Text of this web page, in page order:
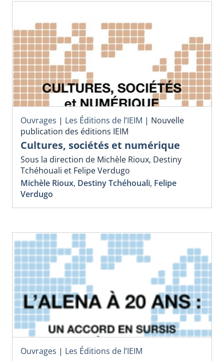
Ouvrages | Les Éditions de l’IEIM | Nouvelle
publication des éditions IEIM
Cultures, sociétés et numérique
Sous la direction de Michèle Rioux, Destiny
Tchéhouali et Felipe Verdugo
Michèle Rioux, Destiny Tchéhouali, Felipe
Verdugo
Ouvrages | Les Éditions de l’IEIM